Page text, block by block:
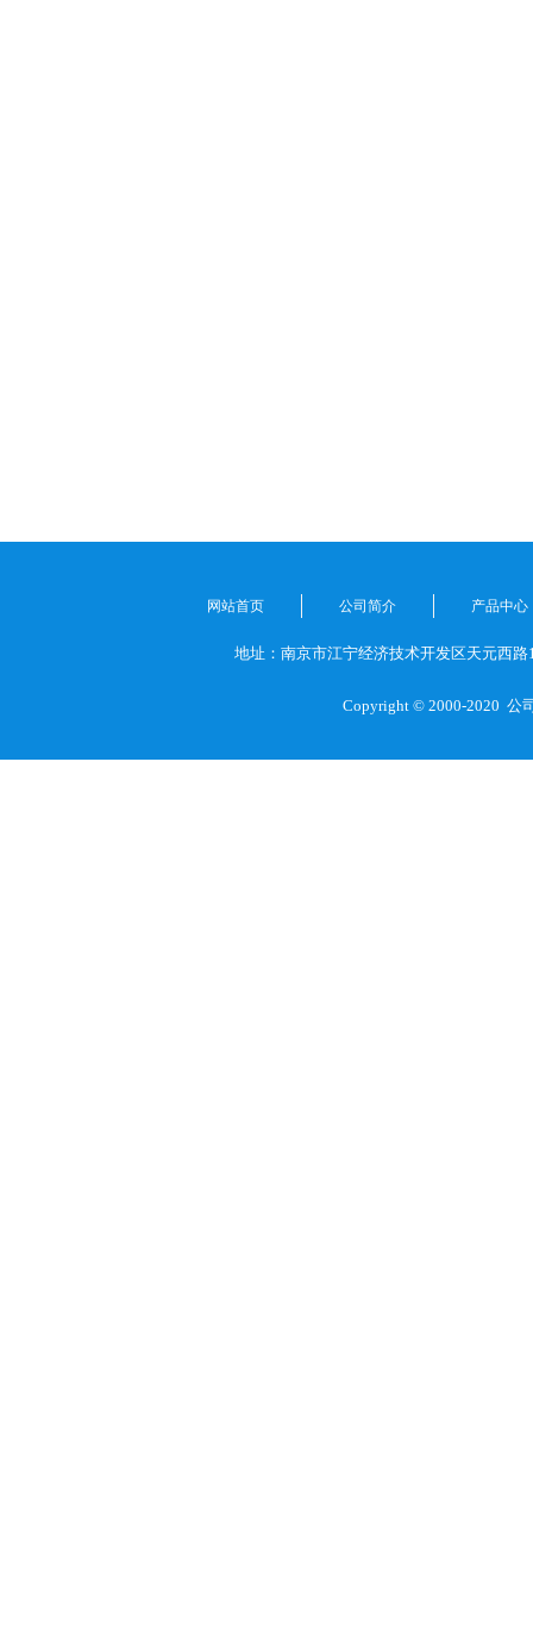
网站首页 公司简介 产品中心
地址：南京市江宁经济技术开发区天元西路
Copyright © 2000-2020 公